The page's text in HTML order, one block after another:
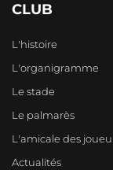
CLUB
L'histoire
L'organigramme
Le stade
Le palmarès
L'amicale des
Actualités